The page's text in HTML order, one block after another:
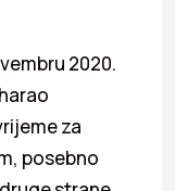
2020.
za
posebno